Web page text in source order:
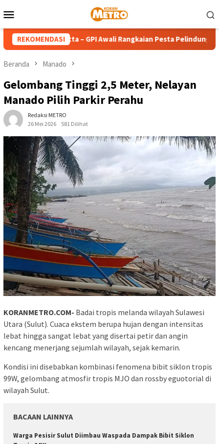
ke
Mobile
REKOMENDASI
Calcutta – GPI Awali Rangkaian Pesta Pelindung dengan
Beranda Manado
Gelombang Tinggi 2,5 Meter, Nelayan
Manado Pilih Parkir Perahu
Redaksi METRO
26 Mei 2026
581 Dilihat
KORANMETRO.COM- Badai tropis melanda wilayah Sulawesi
Utara (Sulut). Cuaca ekstem berupa hujan dengan intensitas
lebat hingga sangat lebat yang disertai petir dan angin
kencang menerjang sejumlah wilayah, sejak kemarin.
Kondisi ini disebabkan kombinasi fenomena bibit siklon tropis
99W, gelombang atmosfir tropis MJO dan rossby eguotorial di
wilayah Sulut.
BACAAN LAINNYA
Warga Pesisir Sulut Diimbau Waspada Dampak Bibit Siklon